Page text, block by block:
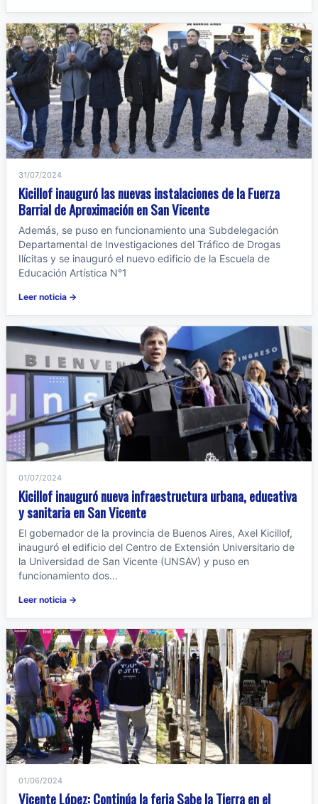
31/07/2024
Kicillof inauguró las nuevas instalaciones de la Fuerza
Barrial de Aproximación en San Vicente
Además, se puso en funcionamiento una Subdelegación
Departamental de Investigaciones del Tráfico de Drogas
Ilícitas y se inauguró el nuevo edificio de la Escuela de
Educación Artística N°1
Leer noticia →
01/07/2024
Kicillof inauguró nueva infraestructura urbana, educativa
y sanitaria en San Vicente
El gobernador de la provincia de Buenos Aires, Axel Kicillof,
inauguró el edificio del Centro de Extensión Universitario de
la Universidad de San Vicente (UNSAV) y puso en
funcionamiento dos...
Leer noticia →
01/06/2024
Vicente López: Continúa la feria Sabe la Tierra en el